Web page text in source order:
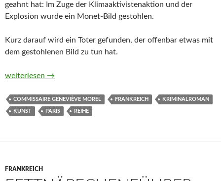
geahnt hat: Im Zuge der Klimaaktivistenaktion und der
Explosion wurde ein Monet-Bild gestohlen.
Kurz darauf wird ein Toter gefunden, der offenbar etwas mit
dem gestohlenen Bild zu tun hat.
Tödlicher Coup am Montmartre von René Laffite
weiterlesen →
COMMISSAIRE GENEVIÈVE MOREL FRANKREICH KRIMINALROMAN
KUNST PARIS REIHE
FRANKREICH